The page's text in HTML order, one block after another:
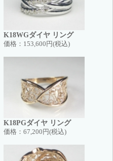
K18WGダイヤ リング
価格： 153,600円(税込)
K18PGダイヤ リング
価格： 67,200円(税込)